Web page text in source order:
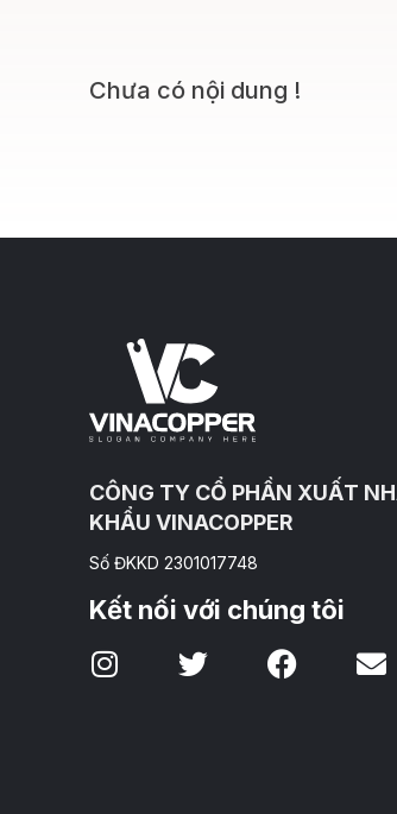
Chưa có nội dung !
CÔNG TY CỔ PHẦN XUẤT
KHẨU VINACOPPER
Số ĐKKD 2301017748
Kết nối với chúng tôi